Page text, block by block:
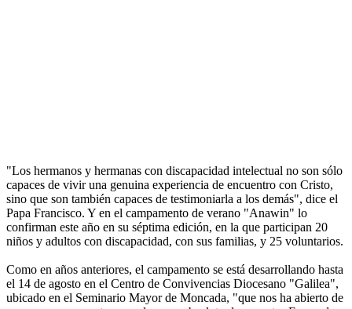
"Los hermanos y hermanas con discapacidad intelectual no son sólo
capaces de vivir una genuina experiencia de encuentro con Cristo,
sino que son también capaces de testimoniarla a los demás", dice el
Papa Francisco. Y en el campamento de verano "Anawin" lo
confirman este año en su séptima edición, en la que participan 20
niños y adultos con discapacidad, con sus familias, y 25 voluntarios.
Como en años anteriores, el campamento se está desarrollando hasta
el 14 de agosto en el Centro de Convivencias Diocesano "Galilea",
ubicado en el Seminario Mayor de Moncada, "que nos ha abierto de